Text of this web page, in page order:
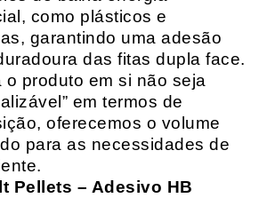
como plásticos e
garantindo uma adesão
das fitas dupla face.
o produto em si não seja
em termos de
oferecemos o volume
para as necessidades de
Pellets – Adesivo HB